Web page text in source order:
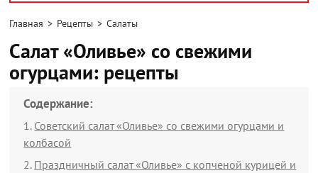
Главная > Рецепты >Салаты
Салат «Оливье» со свежими
огурцами: рецепты
Содержание:
Советский салат «Оливье» со свежими огурцами и
колбасой
Праздничный салат «Оливье» с копченой курицей и